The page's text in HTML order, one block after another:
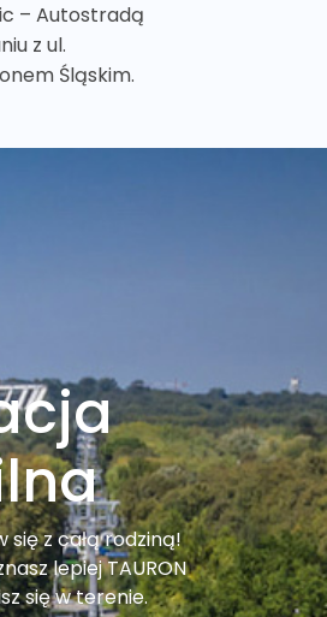
– Autostradą
z ul.
Śląskim.
się z całą rodziną!
lepiej TAURON
się w terenie.